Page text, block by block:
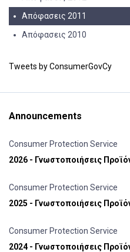
Απόφασεις 2011
Απόφασεις 2010
Tweets by ConsumerGovCy
Announcements
Consumer Protection Service
2026 - Γνωστοποιήσεις
Consumer Protection Service
2025 - Γνωστοποιήσεις
Consumer Protection Service
2024 - Γνωστοποιήσεις